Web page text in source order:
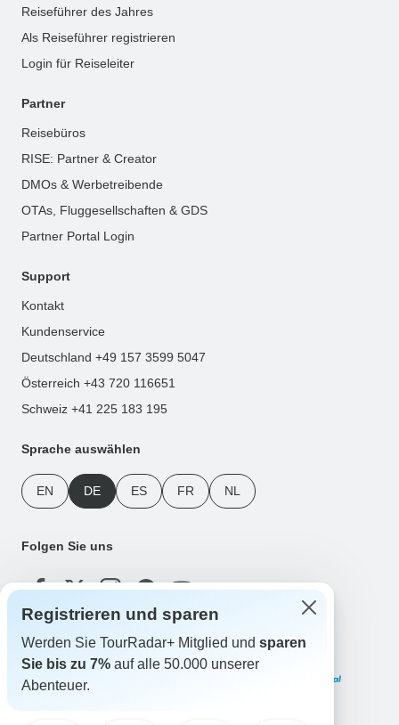
Reiseführer des Jahres
Als Reiseführer registrieren
Login für Reiseleiter
Partner
Reisebüros
RISE: Partner & Creator
DMOs & Werbetreibende
OTAs, Fluggesellschaften & GDS
Partner Portal Login
Support
Kontakt
Kundenservice
Deutschland +49 157 3599 5047
Österreich +43 720 116651
Schweiz +41 225 183 195
Sprache auswählen
EN DE ES FR NL
Folgen Sie uns
Zahlungsmethoden
Registrieren und sparen
Werden Sie TourRadar+ Mitglied und sparen
Sie bis zu 7% auf alle 50.000 unserer
Abenteuer.